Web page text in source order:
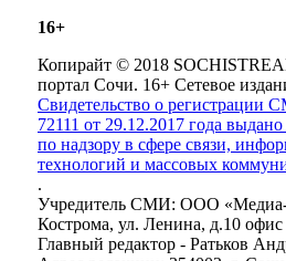
16+
Копирайт © 2018
портал Сочи. 16+ Сетевое
Свидетельство о
72111 от 29.12.2017 года
по надзору в сфере связи,
технологий и массовых
.
Учредитель СМИ: ООО «Медиа-
Кострома, ул. Ленина, д.10
Главный редактор - Ратьков